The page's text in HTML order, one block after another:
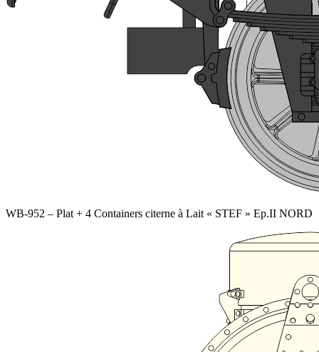
WB-952 – Plat + 4 Containers citerne à Lait « STEF » Ep.II NORD